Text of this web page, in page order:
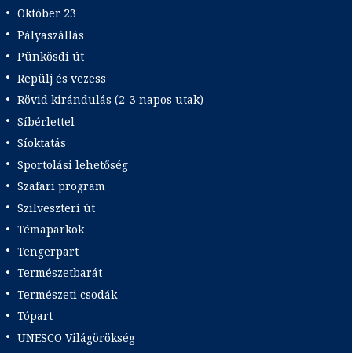
Október 23
Pályaszállás
Pünkösdi út
Repülj és vezess
Rövid kirándulás (2-3 napos utak)
Síbérlettel
Síoktatás
Sportolási lehetőség
Szafari program
Szilveszteri út
Témaparkok
Tengerpart
Természetbarát
Természeti csodák
Tópart
UNESCO Világörökség